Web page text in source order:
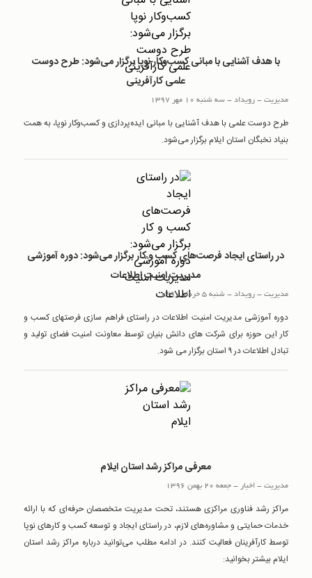
با هدف آشنایی با مبانی کسب‌وکار نوپا برگزار می‌شود: طرح دوست
علمی کارآفرینی
مدیریت-رويداد- سه شنبه 10 مهر 1397
طرح دوست علمی با هدف آشنایی با مبانی ایده‌پردازی و کسب‌وکار نوپا، به همت
بنیاد نخبگان استان ایلام برگزار می‌شود.
در راستای ایجاد فرصت‌های کسب و کار برگزار می‌شود: دوره آموزشی
مدیریت امنیت اطلاعات
مدیریت-رويداد- شنبه 5 خرداد 1397
دوره آموزشی مدیریت امنیت اطلاعات در راستای فراهم سازی فرصتهای کسب و
کار این حوزه برای شرکت های دانش بنیان توسط معاونت امنیت فضای تولید و
تبادل اطلاعات در ۹ استان برگزار می شود.
معرفی مراکز رشد استان ایلام
مدیریت-اخبار -جمعه 20 بهمن 1396
مراکز رشد فناوری مراکزی هستند، تحت مدیریت متخصصان حرفه‌ای که با ارائه
خدمات حمایتی و مشاوره‌های لازم، در راستای ایجاد و توسعه کسب و کارهای نوپا
توسط کارآفرینان فعالیت کنند. در ادامه مطلب می‌توانید درباره مراکز رشد استان
ایلام بیشتر بخوانید: